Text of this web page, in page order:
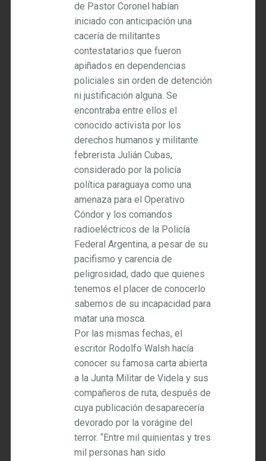
de Pastor Coronel habían
iniciado con anticipación una
cacería de militantes
contestatarios que fueron
apiñados en dependencias
policiales sin orden de detención
ni justificación alguna. Se
encontraba entre ellos el
conocido activista por los
derechos humanos y militante
febrerista Julián Cubas,
considerado por la policía
política paraguaya como una
amenaza para el Operativo
Cóndor y los comandos
radioeléctricos de la Policía
Federal Argentina, a pesar de su
pacifismo y carencia de
peligrosidad, dado que quienes
tenemos el placer de conocerlo
sabemos de su incapacidad para
matar una mosca.
Por las mismas fechas, el
escritor Rodolfo Walsh hacía
conocer su famosa carta abierta
a la Junta Militar de Videla y sus
compañeros de ruta, después de
cuya publicación desaparecería
devorado por la vorágine del
terror. “Entre mil quinientas y tres
mil personas han sido